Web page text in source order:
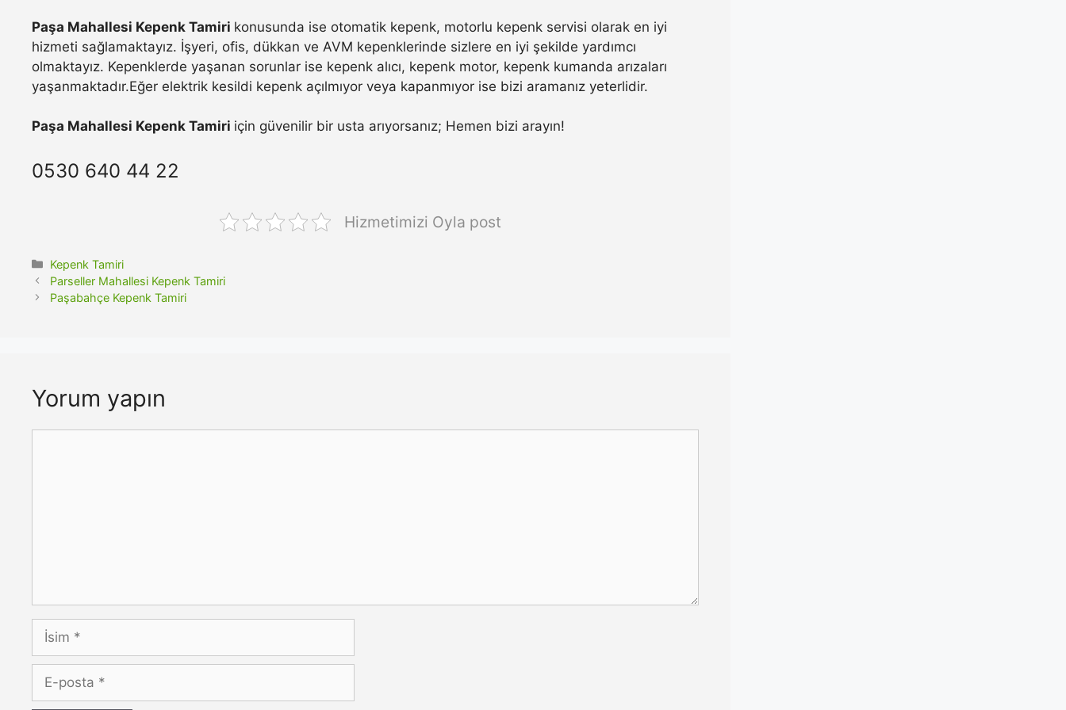
Paşa Mahallesi Kepenk Tamiri konusunda ise otomatik kepenk, motorlu kepenk servisi olarak en iyi
hizmeti sağlamaktayız. İşyeri, ofis, dükkan ve AVM kepenklerinde sizlere en iyi şekilde yardımcı
olmaktayız. Kepenklerde yaşanan sorunlar ise kepenk alıcı, kepenk motor, kepenk kumanda arızaları
yaşanmaktadır.Eğer elektrik kesildi kepenk açılmıyor veya kapanmıyor ise bizi aramanız yeterlidir.
Paşa Mahallesi Kepenk Tamiri için güvenilir bir usta arıyorsanız; Hemen bizi arayın!
0530 640 44 22
Hizmetimizi Oyla post
Kategoriler
Kepenk Tamiri
Parseller Mahallesi Kepenk Tamiri
Paşabahçe Kepenk Tamiri
Yorum yapın
İsim
posta